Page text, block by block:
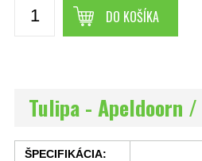
DO KOŠÍKA
Tulipa - Apeldoorn
ŠPECIFIKÁCIA: